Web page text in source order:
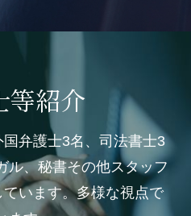
等紹介
弁護士3名、司法書士3
ル、秘書その他スタッフ
います。多様な視点で